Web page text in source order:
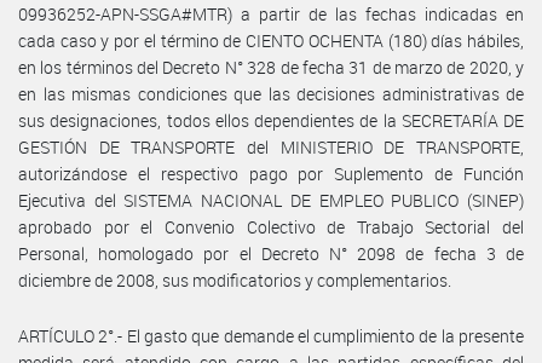
09936252-APN-SSGA#MTR) a partir de las fechas indicadas en
cada caso y por el término de CIENTO OCHENTA (180) días hábiles,
en los términos del Decreto N° 328 de fecha 31 de marzo de 2020, y
en las mismas condiciones que las decisiones administrativas de
sus designaciones, todos ellos dependientes de la SECRETARÍA DE
GESTIÓN DE TRANSPORTE del MINISTERIO DE TRANSPORTE,
autorizándose el respectivo pago por Suplemento de Función
Ejecutiva del SISTEMA NACIONAL DE EMPLEO PUBLICO (SINEP)
aprobado por el Convenio Colectivo de Trabajo Sectorial del
Personal, homologado por el Decreto N° 2098 de fecha 3 de
diciembre de 2008, sus modificatorios y complementarios.
ARTÍCULO 2°.- El gasto que demande el cumplimiento de la presente